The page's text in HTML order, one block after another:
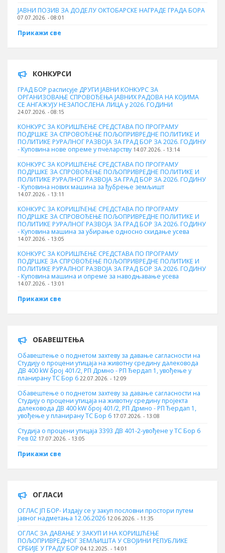
ЈАВНИ ПОЗИВ ЗА ДОДЕЛУ ОКТOБАРСКЕ НАГРАДЕ ГРАДА БОРА
07.07.2026. - 08:01
Прикажи све
КОНКУРСИ
ГРАД БОР расписује ДРУГИ ЈАВНИ КОНКУРС ЗА
ОРГАНИЗОВАЊЕ СПРОВОЂЕЊА ЈАВНИХ РАДОВА НА КОЈИМА
СЕ АНГАЖУЈУ НЕЗАПОСЛЕНА ЛИЦА у 2026. ГОДИНИ
24.07.2026. - 08:15
КОНКУРС ЗА КОРИШЋЕЊЕ СРЕДСТАВА ПО ПРОГРАМУ
ПОДРШКЕ ЗА СПРОВОЂЕЊЕ ПОЉОПРИВРЕДНЕ ПОЛИТИКЕ И
ПОЛИТИКЕ РУРАЛНОГ РАЗВОЈА ЗА ГРАД БОР ЗА 2026. ГОДИНУ
- Куповина нове опреме у пчеларству 14.07.2026. - 13:14
КОНКУРС ЗА КОРИШЋЕЊЕ СРЕДСТАВА ПО ПРОГРАМУ
ПОДРШКЕ ЗА СПРОВОЂЕЊЕ ПОЉОПРИВРЕДНЕ ПОЛИТИКЕ И
ПОЛИТИКЕ РУРАЛНОГ РАЗВОЈА ЗА ГРАД БОР ЗА 2026. ГОДИНУ
- Куповина нових машина за ђубрење земљишт
14.07.2026. - 13:11
КОНКУРС ЗА КОРИШЋЕЊЕ СРЕДСТАВА ПО ПРОГРАМУ
ПОДРШКЕ ЗА СПРОВОЂЕЊЕ ПОЉОПРИВРЕДНЕ ПОЛИТИКЕ И
ПОЛИТИКЕ РУРАЛНОГ РАЗВОЈА ЗА ГРАД БОР ЗА 2026. ГОДИНУ
- Куповинa машина за убирање односно скидање усева
14.07.2026. - 13:05
КОНКУРС ЗА КОРИШЋЕЊЕ СРЕДСТАВА ПО ПРОГРАМУ
ПОДРШКЕ ЗА СПРОВОЂЕЊЕ ПОЉОПРИВРЕДНЕ ПОЛИТИКЕ И
ПОЛИТИКЕ РУРАЛНОГ РАЗВОЈА ЗА ГРАД БОР ЗА 2026. ГОДИНУ
- Куповина машина и опреме за наводњавање усева
14.07.2026. - 13:01
Прикажи све
ОБАВЕШТЕЊА
Обавештење о поднетом захтеву за давање сагласности на
Студију о процени утицаја на животну средину далековода
ДВ 400 kW број 401/2, РП Дрмно - РП Ђердап 1, увођење у
планирану ТС Бор 6 22.07.2026. - 12:09
Обавештење о поднетом захтеву за давање сагласности на
Студију о процени утицаја на животну средину пројекта
далековода ДВ 400 kW број 401/2, РП Дрмно - РП Ђердап 1,
увођење у планирану ТС Бор 6 17.07.2026. - 13:08
Студија о процени утицаја 3393 ДВ 401-2-увођене у ТС Бор 6
Рев 02 17.07.2026. - 13:05
Прикажи све
ОГЛАСИ
ОГЛАС ЈП БОР- Издају се у закуп пословни простори путем
јавног надметања 12.06.2026 12.06.2026. - 11:35
ОГЛАС ЗА ДАВАЊЕ У ЗАКУП И НА КОРИШЋЕЊЕ
ПОЉОПРИВРЕДНОГ ЗЕМЉИШТА У СВОЈИНИ РЕПУБЛИКЕ
СРБИЈЕ У ГРАДУ БОР 04.12.2025. - 14:01